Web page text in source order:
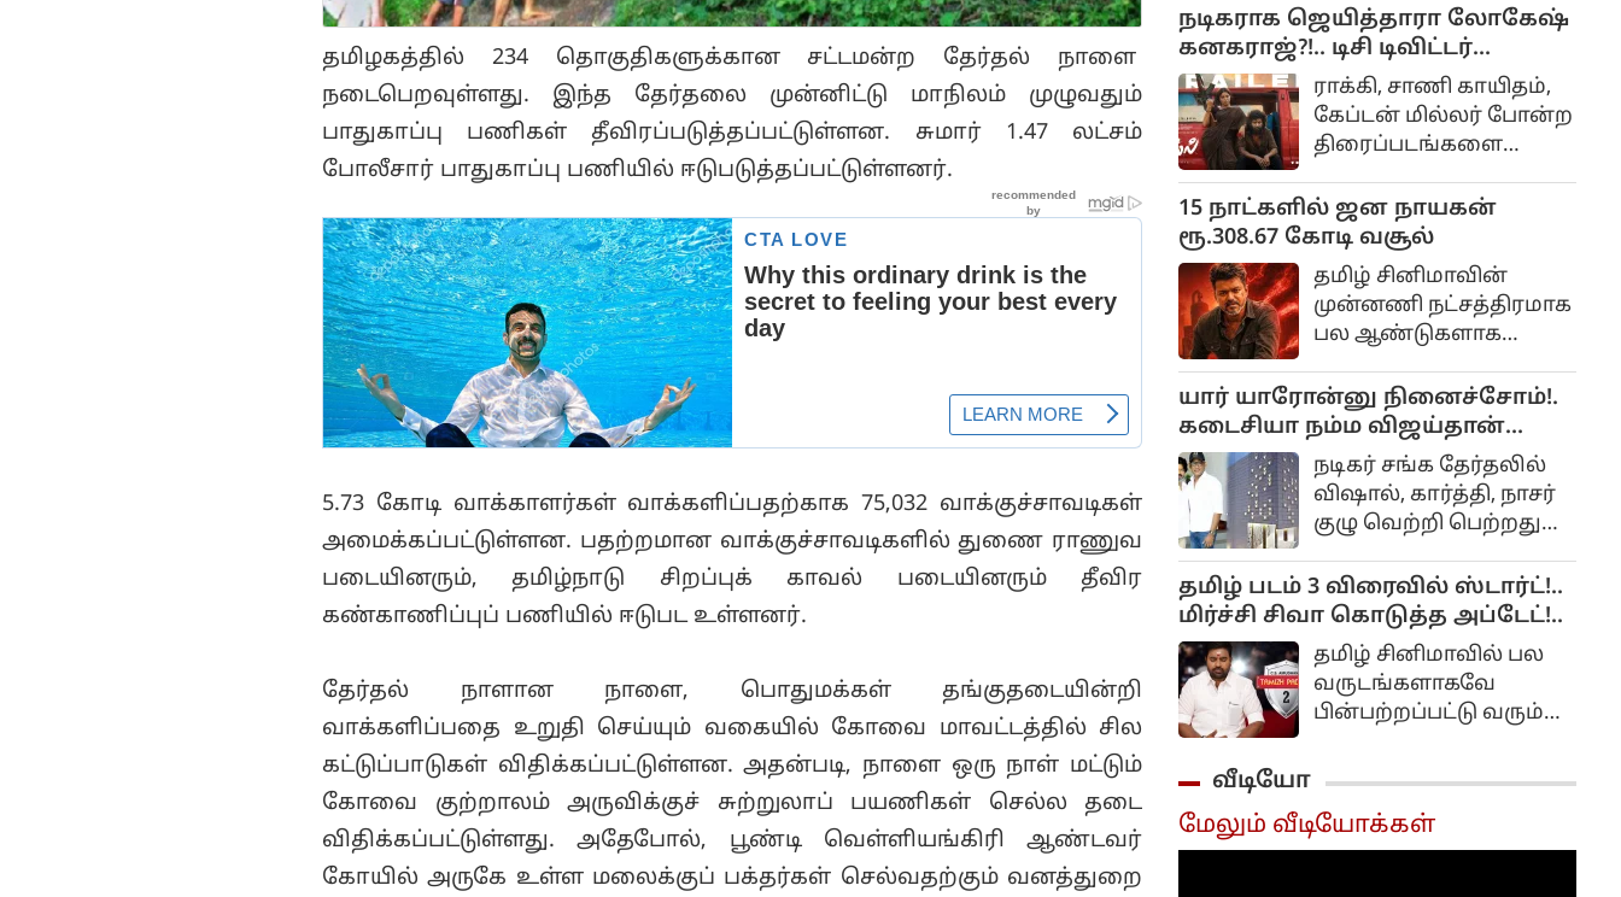
தமிழகத்தில் 234 தொகுதிகளுக்கான சட்டமன்ற தேர்தல் நாளை
நடைபெறவுள்ளது. இந்த தேர்தலை முன்னிட்டு மாநிலம் முழுவதும்
பாதுகாப்பு பணிகள் தீவிரப்படுத்தப்பட்டுள்ளன. சுமார் 1.47 லட்சம்
போலீசார் பாதுகாப்பு பணியில் ஈடுபடுத்தப்பட்டுள்ளனர்.
5.73 கோடி வாக்காளர்கள் வாக்களிப்பதற்காக 75,032 வாக்குச்சாவடிகள்
அமைக்கப்பட்டுள்ளன. பதற்றமான வாக்குச்சாவடிகளில் துணை ராணுவ
படையினரும், தமிழ்நாடு சிறப்புக் காவல் படையினரும் தீவிர
கண்காணிப்புப் பணியில் ஈடுபட உள்ளனர்.
தேர்தல் நாளான நாளை, பொதுமக்கள் தங்குதடையின்றி
வாக்களிப்பதை உறுதி செய்யும் வகையில் கோவை மாவட்டத்தில் சில
கட்டுப்பாடுகள் விதிக்கப்பட்டுள்ளன. அதன்படி, நாளை ஒரு நாள் மட்டும்
கோவை குற்றாலம் அருவிக்குச் சுற்றுலாப் பயணிகள் செல்ல தடை
விதிக்கப்பட்டுள்ளது. அதேபோல், பூண்டி வெள்ளியங்கிரி ஆண்டவர்
கோயில் அருகே உள்ள மலைக்குப் பக்தர்கள் செல்வதற்கும் வனத்துறை
மாறியிருப்பவர் ஸ்ரீலீலா.
பாலையா நடித்து சூப்பர்
ஹிட் அடித்த பகவந்த்
கேசரி படத்தில் ஸ்ரீலீலா
நடித்த வேடத்தில்தான்
தமிழில் மமிதா பைஜூ
நடித்திருந்தார்.
நடிகராக ஜெயித்தாரா லோகேஷ்
கனகராஜ்?!.. டிசி டிவிட்டர்
விமர்சனம்...ராக்கி, சாணி காயிதம்,
கேப்டன் மில்லர் போன்ற
திரைப்படங்களை
மாதேஸ்வரன்
இயக்கத்தில்
உருவாகியிருக்கும்
திரைப்படம்தான் டிசி.
இந்த படத்தில்
இயக்குனர் லோகேஷ்
கனகராஜ்
முதல்முறையாக
கதாநாயகனாக
நடித்திருக்கிறார்.
15 நாட்களில் ஜன நாயகன்
ரூ.308.67 கோடி வசூல்
தமிழ் சினிமாவின்
முன்னணி நட்சத்திரமாக
பல ஆண்டுகளாக
வரும் தளபதி விஜய்,
அரசியலில் முழுநேரமாக
கவனம் செலுத்தும்
யார் யாரோன்னு நினைச்சோம்!.
கடைசியா நம்ம விஜய்தான்
திறந்துவைப்பார்!. விஷால்
நெகிழ்ச்சி!..
நடிகர் சங்க தேர்தலில்
விஷால், கார்த்தி, நாசர்
குழு வெற்றி பெற்றதுமே
கட்டிடத்தை கட்டி
முடிப்போம்.
தமிழ் படம் 3 விரைவில் ஸ்டார்ட்!..
மிர்ச்சி சிவா கொடுத்த அப்டேட்!..
தமிழ் சினிமாவில் பல
வருடங்களாகவே
பின்பற்றப்பட்டு வரும்
திரைப்படம் தமிழ் படம்.
இந்த படத்தை சி.எஸ்
வீடியோ
மேலும் வீடியோக்கள்